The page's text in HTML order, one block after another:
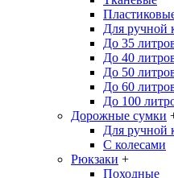
Для ручной
До 35
До 40
До 50
До 60
До 100
Дорожные сумки
Для ручной
С колесами
Рюкзаки +
Походные